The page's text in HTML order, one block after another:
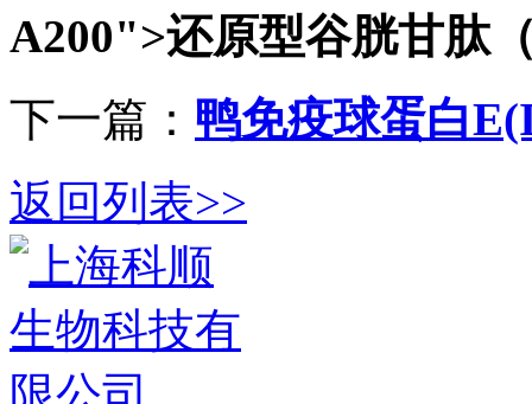
A200">还原型谷胱甘肽
下一篇： 鸭免疫球蛋白
返回列表>>